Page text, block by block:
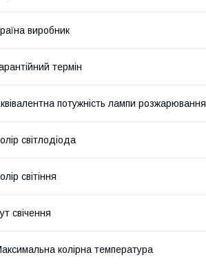
виробник
термін
потужність лампи розжарювання
світлодіода
світіння
свічення
колірна температура